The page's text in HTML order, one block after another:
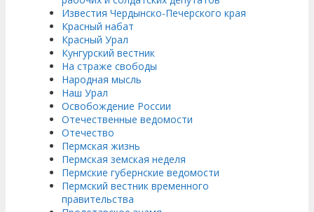
Известия Чердынско-Печерского края
Красный набат
Красный Урал
Кунгурский вестник
На страже свободы
Народная мысль
Наш Урал
Освобождение России
Отечественные ведомости
Отечество
Пермская жизнь
Пермская земская неделя
Пермские губернские ведомости
Пермский вестник временного
правительства